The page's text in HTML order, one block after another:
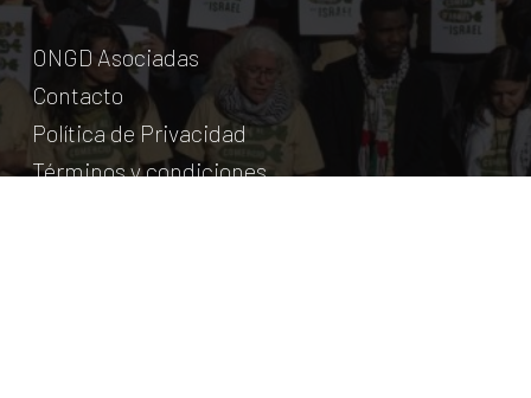
ONGD Asociadas
Contacto
Política de Privacidad
Términos y condiciones